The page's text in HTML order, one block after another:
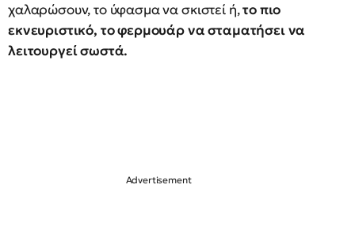
χαλαρώσουν, το ύφασμα να σκιστεί ή,το πιο
εκνευριστικό, το φερμουάρ να σταματήσει να
λειτουργεί σωστά.